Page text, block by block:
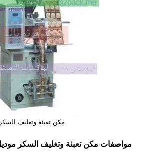
مكن تعبئة وتغليف السكر
مواصفات مكن تعبئة وتغليف السكر